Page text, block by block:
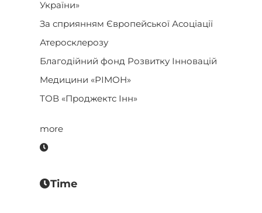
України»
За сприянням Європейської Асоціації
Атеросклерозу
Благодійний фонд Розвитку Інновацій
Медицини «РІМОН»
ТОВ «Проджектс Інн»
more
Time